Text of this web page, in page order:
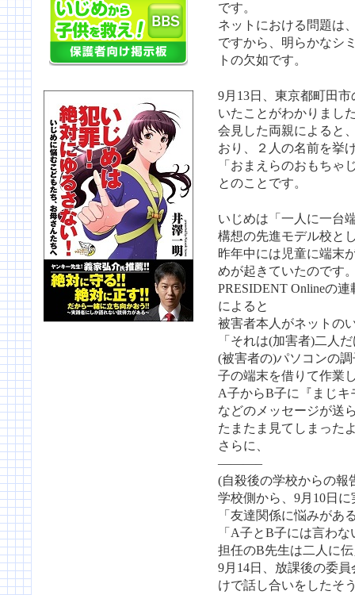
です。
ネットにおける問題は
ですから、明らかなシ
トの欠如です。
9月13日、東京都町田
いたことがわかりまし
会見した両親によると
おり、２人の名前を挙
「おまえらのおもちゃ
とのことです。
いじめは「一人に一台
構想の先進モデル校と
昨年中には児童に端末
めが起きていたのです
PRESIDENT Onlineの
によると
被害者本人がネットの
「それは(加害者)二人
(被害者の)パソコンの
子の端末を借りて作業
A子からB子に『まじ
などのメッセージが送
たまたま見てしまった
さらに、
———–
(自殺後の学校からの報
学校側から、9月10日
「友達関係に悩みがあ
「A子とB子には言わ
担任のB先生は二人に
9月14日、放課後の委
けで話し合いをしたそ